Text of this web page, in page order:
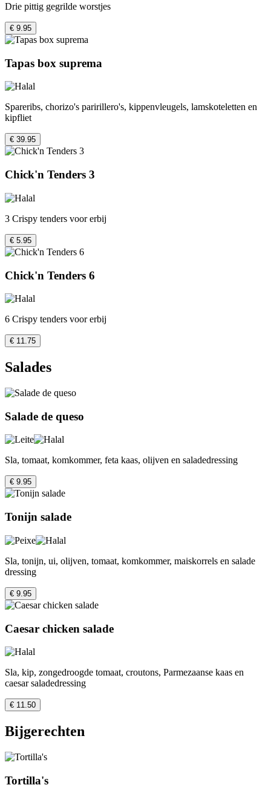
Drie pittig gegrilde worstjes
€ 9.95
Tapas box suprema
Spareribs, chorizo's paririllero's, kippenvleugels, lamskoteletten en
kipfliet
€ 39.95
Chick'n Tenders 3
3 Crispy tenders voor erbij
€ 5.95
Chick'n Tenders 6
6 Crispy tenders voor erbij
€ 11.75
Salades
Salade de queso
Sla, tomaat, komkommer, feta kaas, olijven en saladedressing
€ 9.95
Tonijn salade
Sla, tonijn, ui, olijven, tomaat, komkommer, maiskorrels en salade
dressing
€ 9.95
Caesar chicken salade
Sla, kip, zongedroogde tomaat, croutons, Parmezaanse kaas en
caesar saladedressing
€ 11.50
Bijgerechten
Tortilla's